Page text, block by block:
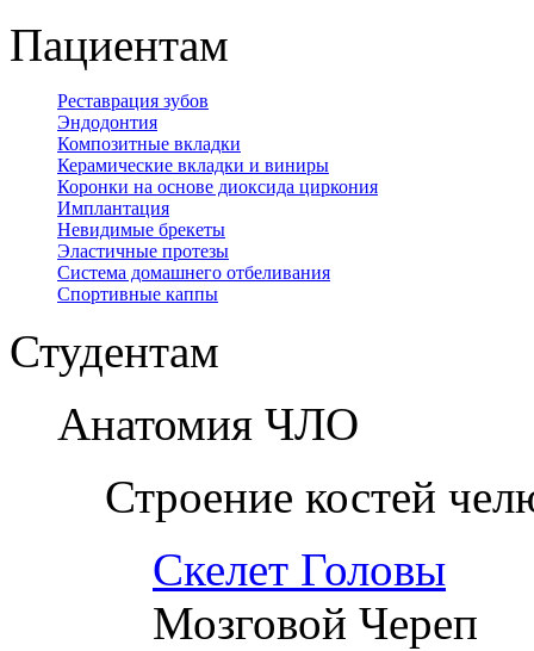
Пациентам
Реставрация зубов
Эндодонтия
Композитные вкладки
Керамические вкладки и виниры
Коронки на основе диоксида циркония
Имплантация
Невидимые брекеты
Эластичные протезы
Система домашнего отбеливания
Спортивные каппы
Студентам
Анатомия ЧЛО
Строение костей
Скелет Головы
Мозговой Череп